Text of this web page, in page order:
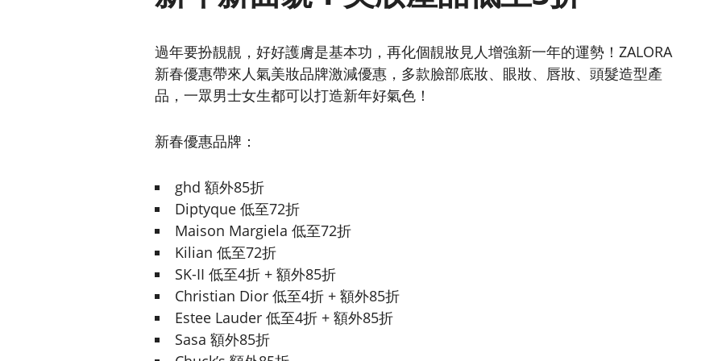
過年要扮靚靚，好好護膚是基本功，再化個靚妝見人增強新一年的運勢！ZALORA
新春優惠帶來人氣美妝品牌激減優惠，多款臉部底妝、眼妝、唇妝、頭髮造型產
品，一眾男士女生都可以打造新年好氣色！
新春優惠品牌：
ghd 額外85折
Diptyque 低至72折
Maison Margiela 低至72折
Kilian 低至72折
SK-II 低至4折 + 額外85折
Christian Dior 低至4折 + 額外85折
Estee Lauder 低至4折 + 額外85折
Sasa 額外85折